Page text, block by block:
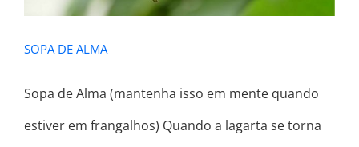
SOPA DE ALMA
Sopa de Alma (mantenha isso em mente quando
estiver em frangalhos) Quando a lagarta se torna